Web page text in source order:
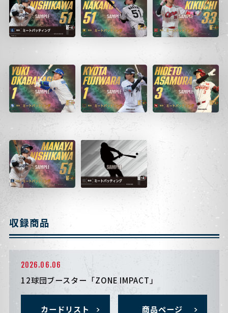
収録商品
2026.06.06
12球団ブースター「ZONE IMPACT」
カードリスト 商品ページ